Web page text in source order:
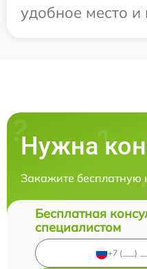
удобное место и
Нужна
Закажите бесплатную
Бесплатная
специалистом